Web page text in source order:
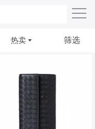
热卖 筛选